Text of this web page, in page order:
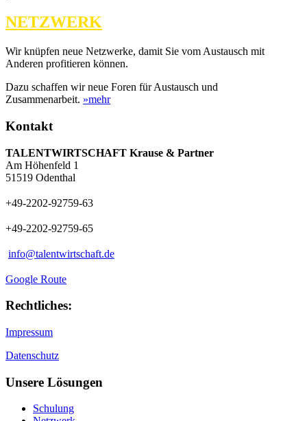
NETZWERK
Wir knüpfen neue Netzwerke, damit Sie vom Austausch mit
Anderen profitieren können.
Dazu schaffen wir neue Foren für Austausch und
Zusammenarbeit. »mehr
Kontakt
TALENTWIRTSCHAFT Krause & Partner
Am Höhenfeld 1
51519 Odenthal
+49-2202-92759-63
+49-2202-92759-65
info@talentwirtschaft.de
Google Route
Rechtliches:
Impressum
Datenschutz
Unsere Lösungen
Schulung